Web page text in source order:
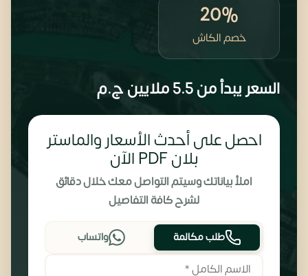
20%
خصم الكاش
السعر يبدأ من5.5 ملايين ج.م
احصل على أحدث الأسعار والماستر
بلان PDF الآن
املأ بياناتك وسيتم التواصل معك خلال دقائق
لشرح كافة التفاصيل
طلب مكالمة واتساب